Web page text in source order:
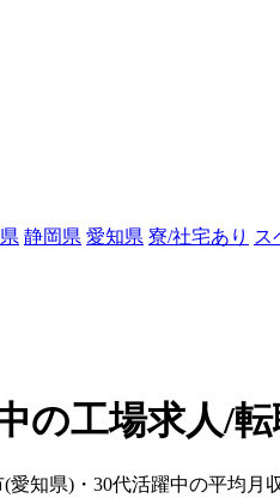
静岡県 愛知県 寮/社宅あり ス
の工場求人/
知県)・30代活躍中の平均